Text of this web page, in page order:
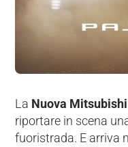
La Nuova
riportare in scena
fuoristrada. E arriva